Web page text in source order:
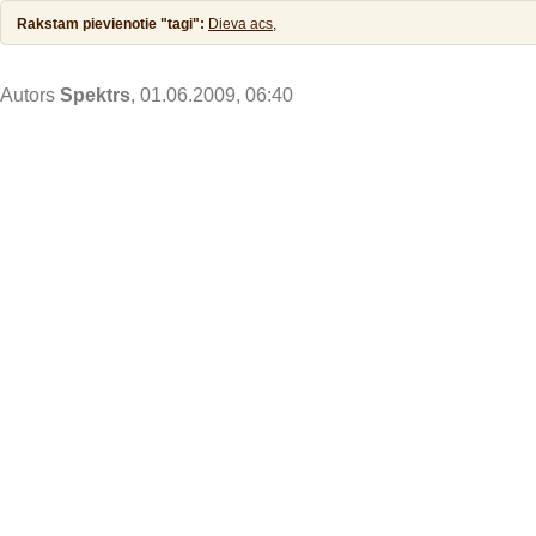
Rakstam pievienotie "tagi": Dieva acs,
Autors Spektrs, 01.06.2009, 06:40